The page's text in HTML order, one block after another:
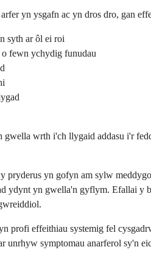
yn ysgafn ac yn dros dro, gan
syth ar ôl ei roi
fewn ychydig funudau
wrth i'ch llygaid addasu i'r
pryderus yn gofyn am sylw
ydynt yn gwella'n gyflym. Efallai y
profi effeithiau systemig fel
unrhyw symptomau anarferol sy'n